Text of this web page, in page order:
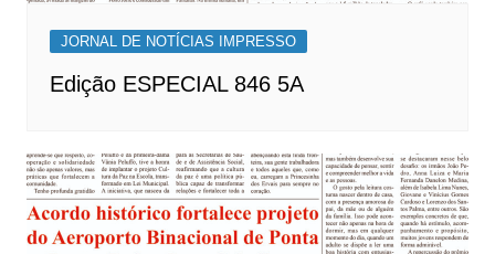
JORNAL DE NOTÍCIAS IMPRESSO
Edição ESPECIAL 846 5A